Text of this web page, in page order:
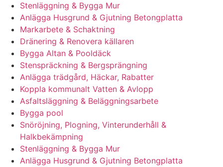
Stenläggning & Bygga Mur
Anlägga Husgrund & Gjutning Betongplatta
Markarbete & Schaktning
Dränering & Renovera källaren
Bygga Altan & Pooldäck
Stenspräckning & Bergsprängning
Anlägga trädgård, Häckar, Rabatter
Koppla kommunalt Vatten & Avlopp
Asfaltsläggning & Beläggningsarbete
Bygga pool
Snöröjning, Plogning, Vinterunderhåll &
Halkbekämpning
Stenläggning & Bygga Mur
Anlägga Husgrund & Gjutning Betongplatta